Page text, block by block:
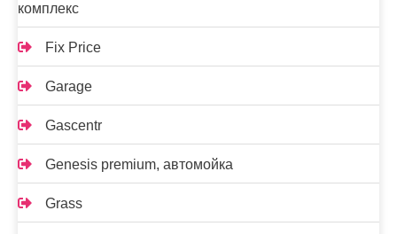
комплекс
Fix Price
Garage
Gascentr
Genesis premium, автомойка
Grass